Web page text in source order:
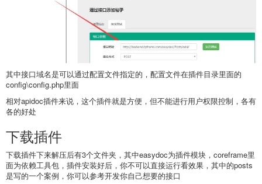
其中接口域名是可以通过配置文件指定的，配置文件在插件目录里面的
config\config.php里面
相对apidoc插件来说，这个插件就是方便，但不能进行用户权限控制，各有
各的好处
下载插件
下载插件下来解压后有3个文件夹，其中easydoc为插件模块，coreframe里
面为依赖工具包，插件安装好后，你不可以直接运行看效果，其中的posts
是写的一个案例，你可以参考开发你自己想要的接口